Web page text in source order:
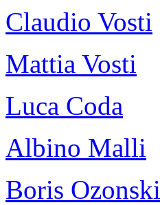
Claudio Vosti
Mattia Vosti
Luca Coda
Albino Malli
Boris Ozonski